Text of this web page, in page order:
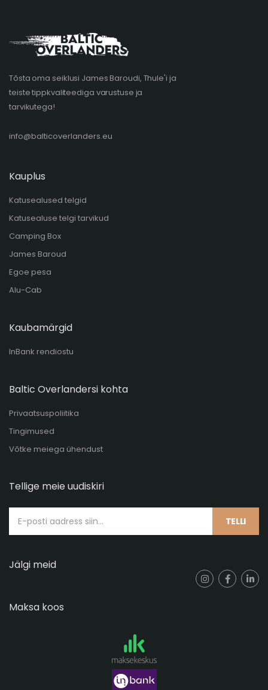
Tõsta oma seiklusi James Baroudi, Thule'i ja
teiste tippkvaliteediga varustuse ja
tarvikutega!
info@balticoverlanders.eu
Kauplus
Katusealused telgid
Katusealuse telgi tarvikud
Camping Box
James Baroud
Egoe pesa
Alu-Cab
Kaubamärgid
InBank rendiostu
Baltic Overlandersi kohta
Privaatsuspoliitika
Tingimused
Võtke meiega ühendust
Tellige meie uudiskiri
TELLI
Jälgi meid
Maksa koos